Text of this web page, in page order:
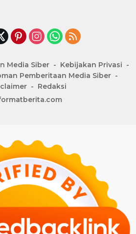
Media Siber
Kebijakan Privasi
Pemberitaan Media Siber
Redaksi